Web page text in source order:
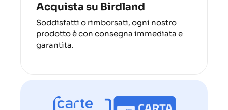
Acquista su Birdland
Soddisfatti o rimborsati, ogni nostro
prodotto è con consegna immediata e
garantita.